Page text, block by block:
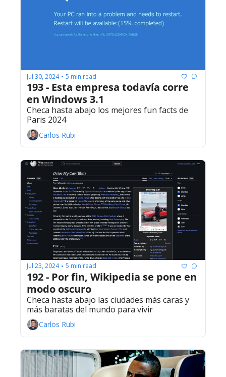
Jul 30, 2024 • 5 min read
193 - Esta empresa todavía corre
en Windows 3.1
Checa hasta abajo los mejores fun facts de
Paris 2024
Carlos Rubi
Jul 23, 2024 • 5 min read
192 - Por fin, Wikipedia se pone en
modo oscuro
Checa hasta abajo las ciudades más caras y
más baratas del mundo para vivir
Carlos Rubi